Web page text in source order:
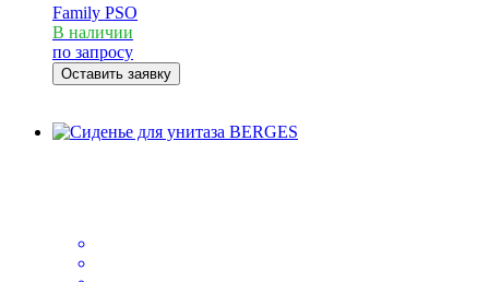
Family PSО
В наличии
по запросу
Оставить заявку